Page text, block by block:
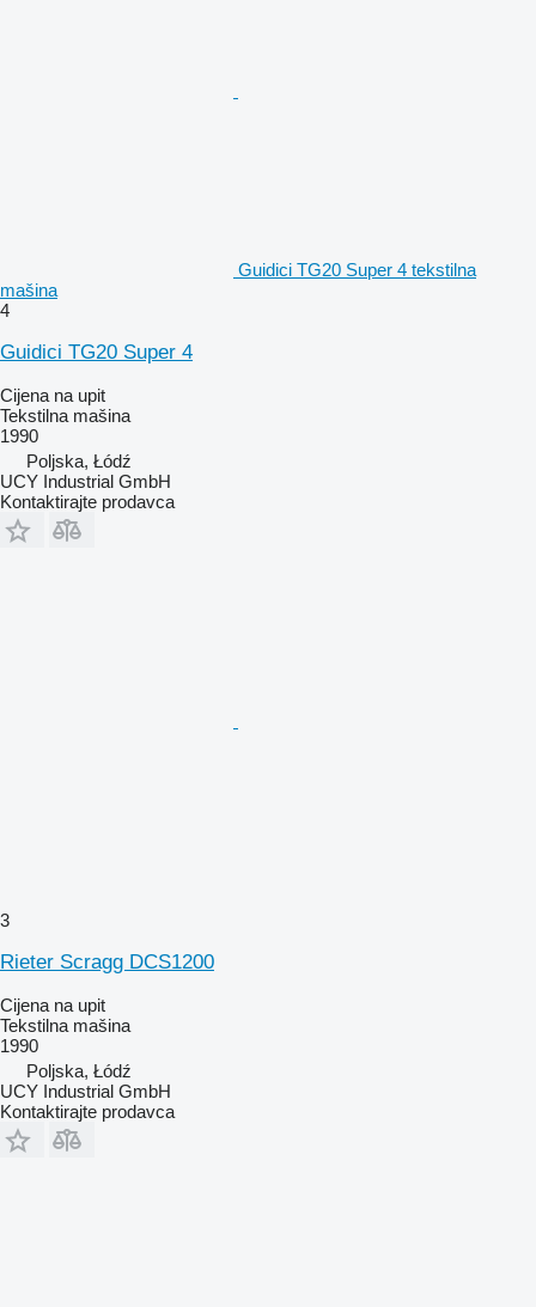
Guidici TG20 Super 4 tekstilna
mašina
4
Guidici TG20 Super 4
Cijena na upit
Tekstilna mašina
1990
Poljska, Łódź
UCY Industrial GmbH
Kontaktirajte prodavca
3
Rieter Scragg DCS1200
Cijena na upit
Tekstilna mašina
1990
Poljska, Łódź
UCY Industrial GmbH
Kontaktirajte prodavca